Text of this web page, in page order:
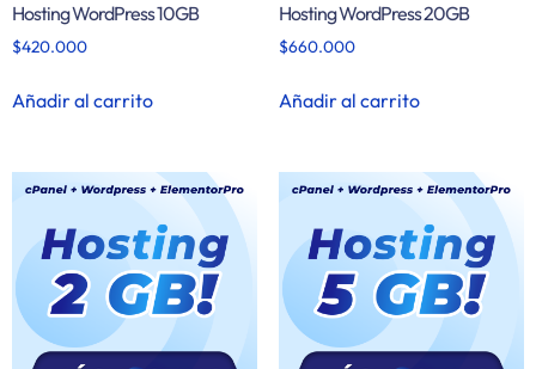
Hosting WordPress 10GB
$420.000
Añadir al carrito
Hosting WordPress 20GB
$660.000
Añadir al carrito